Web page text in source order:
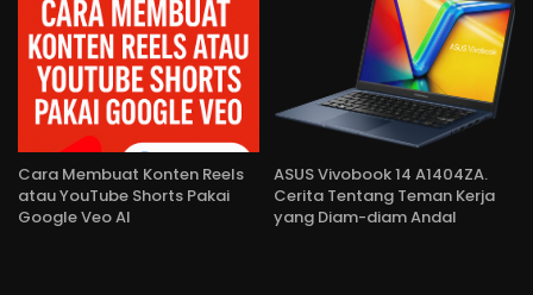
Cara Membuat Konten Reels
atau YouTube Shorts Pakai
Google Veo AI
ASUS Vivobook 14 A1404ZA.
Cerita Tentang Teman Kerja
yang Diam-diam Andal